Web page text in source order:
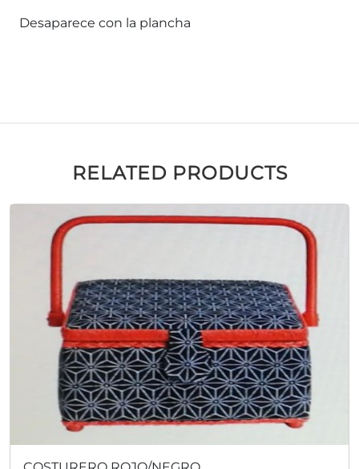
Desaparece con la plancha
RELATED PRODUCTS